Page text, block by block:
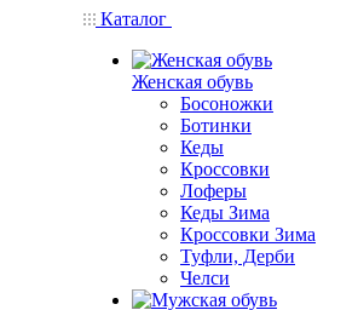
Каталог
Женская обувь
Босоножки
Ботинки
Кеды
Кроссовки
Лоферы
Кеды Зима
Кроссовки Зима
Туфли, Дерби
Челси